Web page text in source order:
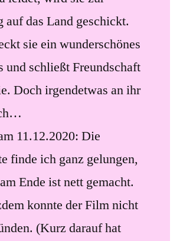
auf das Land geschickt.
sie ein wunderschönes
und schließt Freundschaft
Doch irgendetwas an ihr
11.12.2020: Die
finde ich ganz gelungen,
Ende ist nett gemacht.
konnte der Film nicht
(Kurz darauf hat